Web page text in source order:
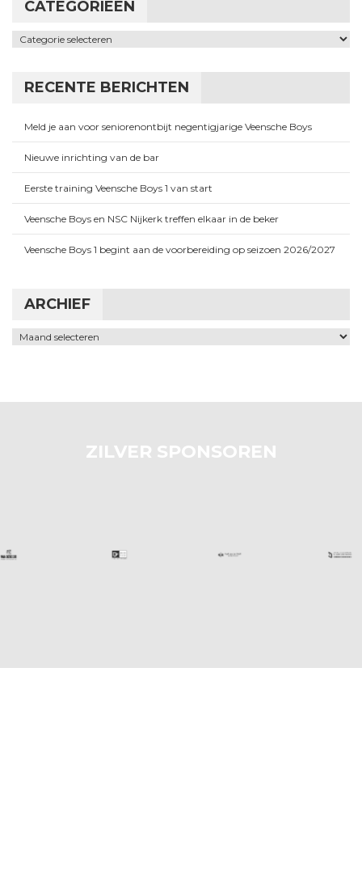
CATEGORIEËN
Categorieën
RECENTE BERICHTEN
Meld je aan voor seniorenontbijt negentigjarige Veensche Boys
Nieuwe inrichting van de bar
Eerste training Veensche Boys 1 van start
Veensche Boys en NSC Nijkerk treffen elkaar in de beker
Veensche Boys 1 begint aan de voorbereiding op seizoen 2026/2027
ARCHIEF
Archief
ZILVER SPONSOREN